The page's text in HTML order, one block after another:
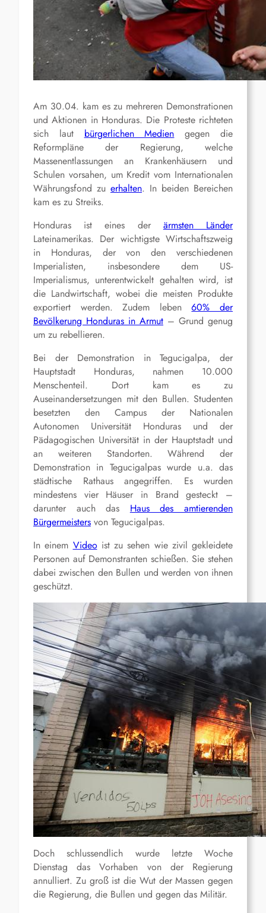
Am 30.04. kam es zu mehreren Demonstrationen
und Aktionen in Honduras. Die Proteste richteten
sich laut bürgerlichen Medien gegen die
Reformpläne der Regierung, welche
Massenentlassungen an Krankenhäusern und
Schulen vorsahen, um Kredit vom Internationalen
Währungsfond zu erhalten. In beiden Bereichen
kam es zu Streiks.
Honduras ist eines der ärmsten Länder
Lateinamerikas. Der wichtigste Wirtschaftszweig
in Honduras, der von den verschiedenen
Imperialisten, insbesondere dem US-
Imperialismus, unterentwickelt gehalten wird, ist
die Landwirtschaft, wobei die meisten Produkte
exportiert werden. Zudem leben60% der
Bevölkerung Honduras in Armut – Grund genug
um zu rebellieren.
Bei der Demonstration in Tegucigalpa, der
Hauptstadt Honduras, nahmen 10.000
Menschenteil. Dort kam es zu
Auseinandersetzungen mit den Bullen. Studenten
besetzten den Campus der Nationalen
Autonomen Universität Honduras und der
Pädagogischen Universität in der Hauptstadt und
an weiteren Standorten. Während der
Demonstration in Tegucigalpas wurde u.a. das
städtische Rathaus angegriffen. Es wurden
mindestens vier Häuser in Brand gesteckt –
darunter auch das Haus des amtierenden
Bürgermeisters von Tegucigalpas.
In einem Videoist zu sehen wie zivil gekleidete
Personen auf Demonstranten schießen. Sie stehen
dabei zwischen den Bullen und werden von ihnen
geschützt.
Doch schlussendlich wurde letzte Woche
Dienstag das Vorhaben von der Regierung
annulliert. Zu groß ist die Wut der Massen gegen
die Regierung, die Bullen und gegen das Militär.